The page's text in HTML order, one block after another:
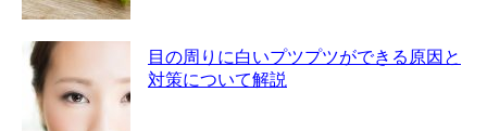
目の周りに白いプツプツができる原因と
対策について解説